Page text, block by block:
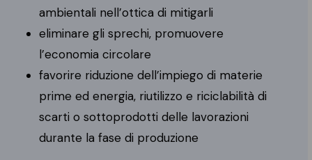
ambientali nell’ottica di mitigarli
eliminare gli sprechi, promuovere
l’economia circolare
favorire riduzione dell’impiego di materie
prime ed energia, riutilizzo e riciclabilità di
scarti o sottoprodotti delle lavorazioni
durante la fase di produzione